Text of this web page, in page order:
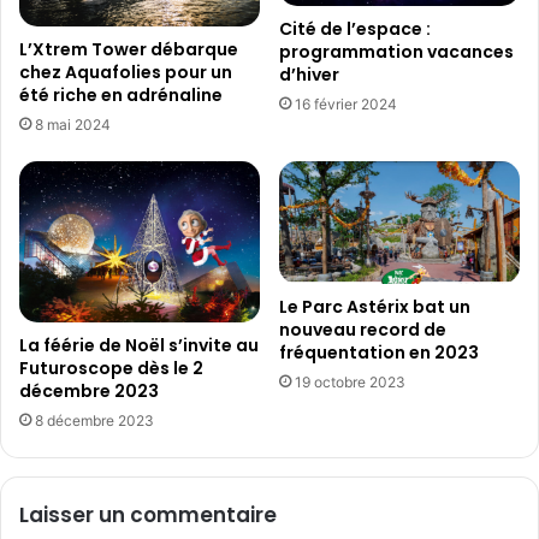
n
s
o
u
v
e
r
t
u
r
e
o
f
f
e
e
l
a
s
é
i
e
‘
L
e
s
A
n
n
e
a
e
L’Xtrem Tower débarque
chez Aquafolies pour un
été riche en adrénaline
8 mai 2024
Cité de l’espace :
programmation vacances
d’hiver
16 février 2024
La féérie de Noël s’invite au
Futuroscope dès le 2
décembre 2023
8 décembre 2023
Le Parc Astérix bat un
nouveau record de
fréquentation en 2023
19 octobre 2023
Laisser un commentaire